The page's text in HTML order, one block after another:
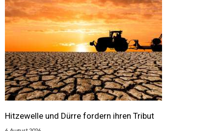
Hitzewelle und Dürre fordern ihren Tribut